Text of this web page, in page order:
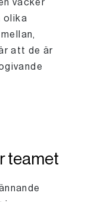
vacker
olika
att de är
teamet